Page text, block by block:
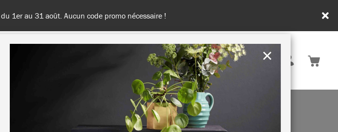
- Livraison gratuite à partir de 100€ d'achats
France
INSPIRATION & CONSEILS DURABILITÉ
×